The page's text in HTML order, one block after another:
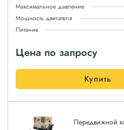
Максимальное давление
Мощность двигателя
Питание
Цена по запросу
Купить
Передвижной